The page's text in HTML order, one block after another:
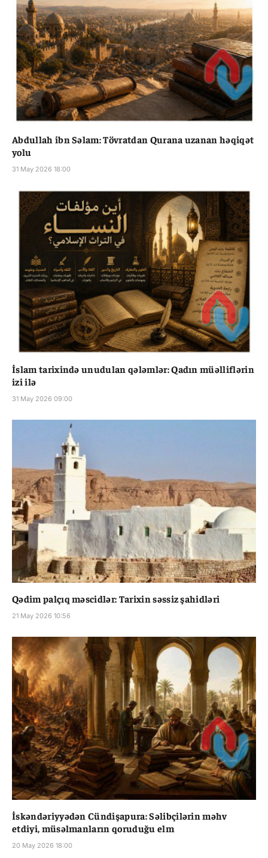
Abdullah ibn Səlam: Tövratdan Qurana uzanan həqiqət
yolu
31 May 2026 18:00
İslam tarixində unudulan qələmlər: Qadın müəlliflərin
izi ilə
31 May 2026 09:00
Qədim palçıq məscidlər: Tarixin səssiz şahidləri
21 May 2026 10:56
İskəndəriyyədən Cündişapura: Səlibçilərin məhv
etdiyi, müsəlmanların qoruduğu elm
20 May 2026 18:00